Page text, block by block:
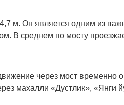
м. Он является одним из
В среднем по мосту
через мост временно
махалли «Дустлик», «Янги